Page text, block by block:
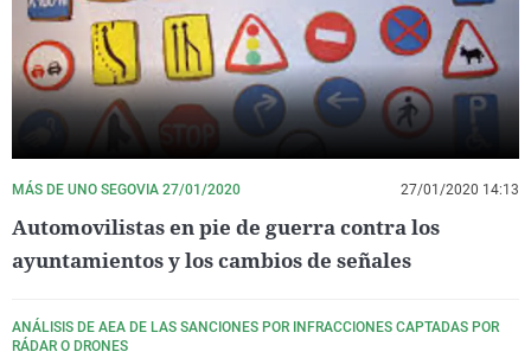
MÁS DE UNO SEGOVIA 27/01/2020 27/01/2020 14:13
Automovilistas en pie de guerra contra los
ayuntamientos y los cambios de señales
ANÁLISIS DE AEA DE LAS SANCIONES POR INFRACCIONES CAPTADAS POR
RÁDAR O DRONES